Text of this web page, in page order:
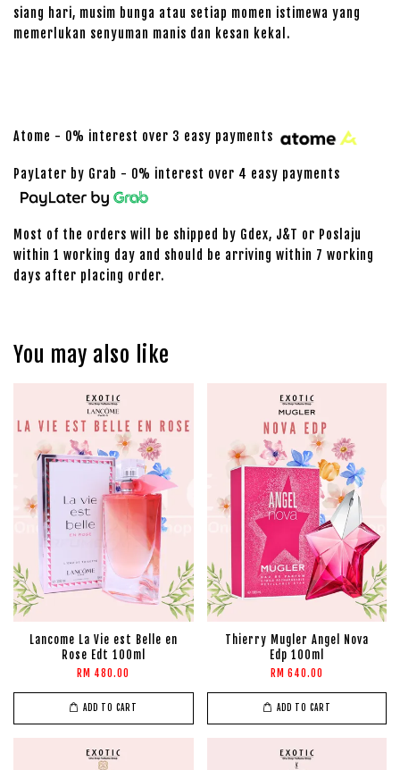
siang hari, musim bunga atau setiap momen istimewa yang
memerlukan senyuman manis dan kesan kekal.
Atome - 0% interest over 3 easy payments
PayLater by Grab - 0% interest over 4 easy payments
Most of the orders will be shipped by Gdex, J&T or Poslaju
within 1 working day and should be arriving within 7 working
days after placing order.
You may also like
Lancome La Vie est Belle en
Rose Edt 100ml
RM 480.00
ADD TO CART
Thierry Mugler Angel Nova
Edp 100ml
RM 640.00
ADD TO CART